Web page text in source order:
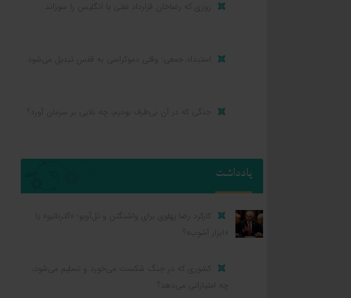
جنگی که در آن بی‌طرف بودیم، چه بلایی بر سرمان آورد؟
یادداشت
کشوری که در جنگ شکست می‌خورد و تسلیم می‌شود،
چه امتیازاتی می‌دهد؟